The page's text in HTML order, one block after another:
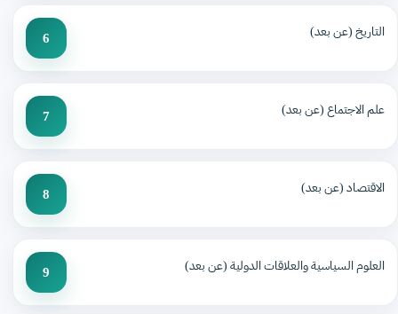
التاريخ (عن بعد) 6
علم الاجتماع (عن بعد) 7
الاقتصاد (عن بعد) 8
العلوم السياسية والعلاقات الدولية (عن بعد) 9